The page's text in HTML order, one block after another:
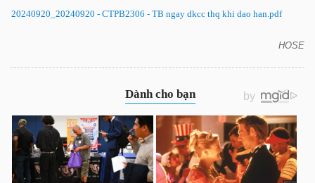
20240920_20240920 - CTPB2306 - TB ngay dkcc thq khi dao han.pdf
HOSE
TÀI
HÓA